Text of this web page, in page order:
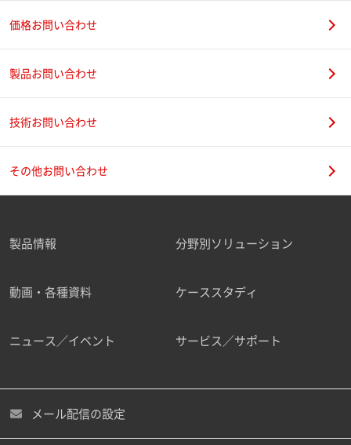
価格お問い合わせ
製品お問い合わせ
技術お問い合わせ
その他お問い合わせ
製品情報 分野別ソリューション
動画・各種資料 ケーススタディ
ニュース／イベント サービス／サポート
メール配信の設定